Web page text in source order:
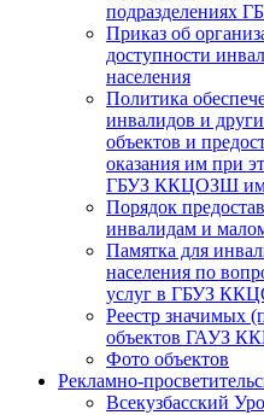
подразделениях
Приказ об
доступности
населения
Политика
инвалидов и
объектов и
оказания им при
ГБУЗ ККЦОЗШ им.
Порядок
инвалидам и
Памятка для
населения по
услуг в ГБУЗ
Реестр значимых
объектов ГАУЗ
Фото объектов
Рекламно-
Всекузбасский